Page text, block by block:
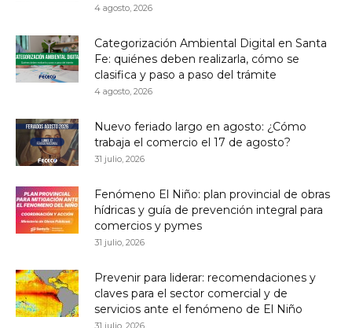
4 agosto, 2026
Categorización Ambiental Digital en Santa
Fe: quiénes deben realizarla, cómo se
clasifica y paso a paso del trámite
4 agosto, 2026
Nuevo feriado largo en agosto: ¿Cómo
trabaja el comercio el 17 de agosto?
31 julio, 2026
Fenómeno El Niño: plan provincial de obras
hídricas y guía de prevención integral para
comercios y pymes
31 julio, 2026
Prevenir para liderar: recomendaciones y
claves para el sector comercial y de
servicios ante el fenómeno de El Niño
31 julio, 2026